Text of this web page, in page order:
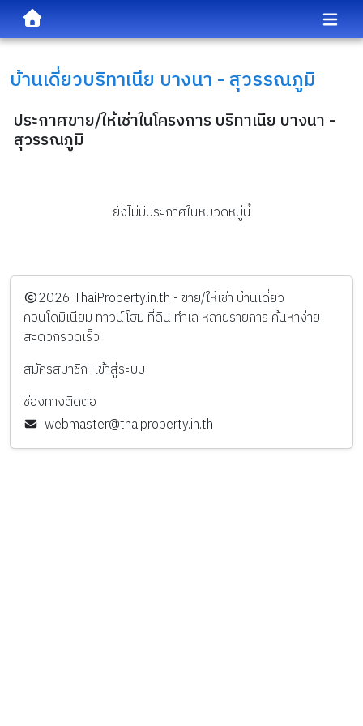
บ้านเดี่ยวบริทาเนีย บางนา - สุวรรณภูมิ
ประกาศขาย/ให้เช่าในโครงการ บริทาเนีย บางนา -
สุวรรณภูมิ
ยังไม่มีประกาศในหมวดหมู่นี้
️2026 ThaiProperty.in.th - ขาย/ให้เช่า บ้านเดี่ยว
คอนโดมิเนียม ทาวน์โฮม ที่ดิน ทำเล หลายรายการ ค้นหาง่าย
สะดวกรวดเร็ว
สมัครสมาชิก เข้าสู่ระบบ
ช่องทางติดต่อ
webmaster@thaiproperty.in.th